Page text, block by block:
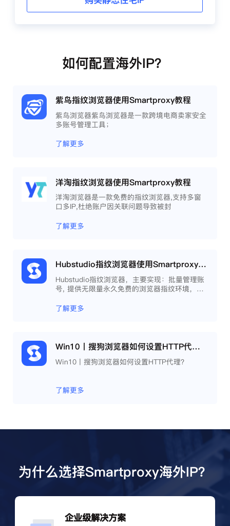
如何配置海外IP？
紫鸟指纹浏览器使用Smartproxy教程
紫鸟浏览器紫鸟浏览器是一款跨境电商卖家安全
多账号管理工具；
了解更多
洋淘指纹浏览器使用Smartproxy教程
洋淘浏览器是一款免费的指纹浏览器,支持多窗
口多IP,杜绝账户因关联问题导致被封
了解更多
Hubstudio指纹浏览器使用Smartproxy教程
Hubstudio指纹浏览器，主要实现：批量管理账
号, 提供无限量永久免费的浏览器指纹环境，并
工作效率 。
了解更多
Win10丨搜狗浏览器如何设置HTTP代理？
Win10丨搜狗浏览器如何设置HTTP代理？
了解更多
为什么选择Smartproxy海外IP？
企业级解决方案